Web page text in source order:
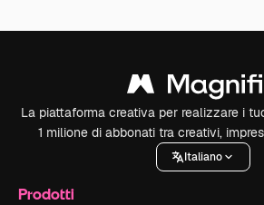
La piattaforma creativa per realizzare i
1 milione di abbonati tra creativi,
Italiano
Prodotti